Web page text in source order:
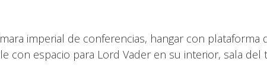
imperial de conferencias, hangar con plataforma
con espacio para Lord Vader en su interior, sala del